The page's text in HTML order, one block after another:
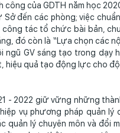
công của GDTH năm học
đến các phòng; việc
tác tổ chức bài bản,
đó còn là “Lựa chọn các
ngũ GV sáng tạo trong
quả tạo động lực cho
- 2022 giữ vững những
vụ phương pháp quản
quản lý chuyên môn và đổi